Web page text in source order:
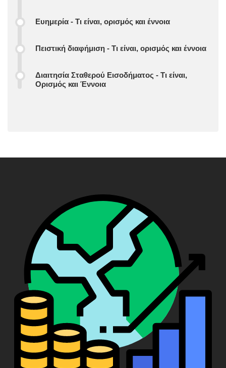
Ευημερία - Τι είναι, ορισμός και έννοια
Πειστική διαφήμιση - Τι είναι, ορισμός και έννοια
Διαιτησία Σταθερού Εισοδήματος - Τι είναι,
Ορισμός και Έννοια